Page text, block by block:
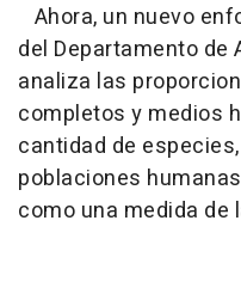
Ahora, un nuevo
del Departamento de
analiza las
completos y medios
cantidad de
poblaciones
como una medida de